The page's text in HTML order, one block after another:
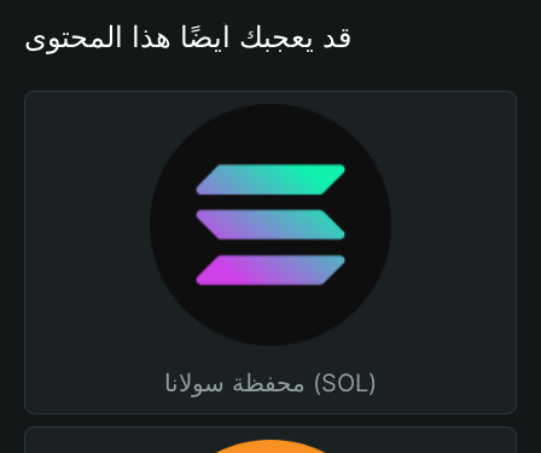
قد يعجبك أيضًا هذا المحتوى
محفظة سولانا (SOL)